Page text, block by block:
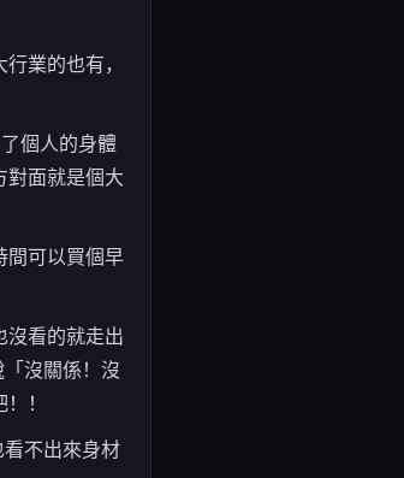
業的也有，
個人的身體
對面就是個大
間可以買個早
沒看的就走出
沒關係！沒
！
不出來身材